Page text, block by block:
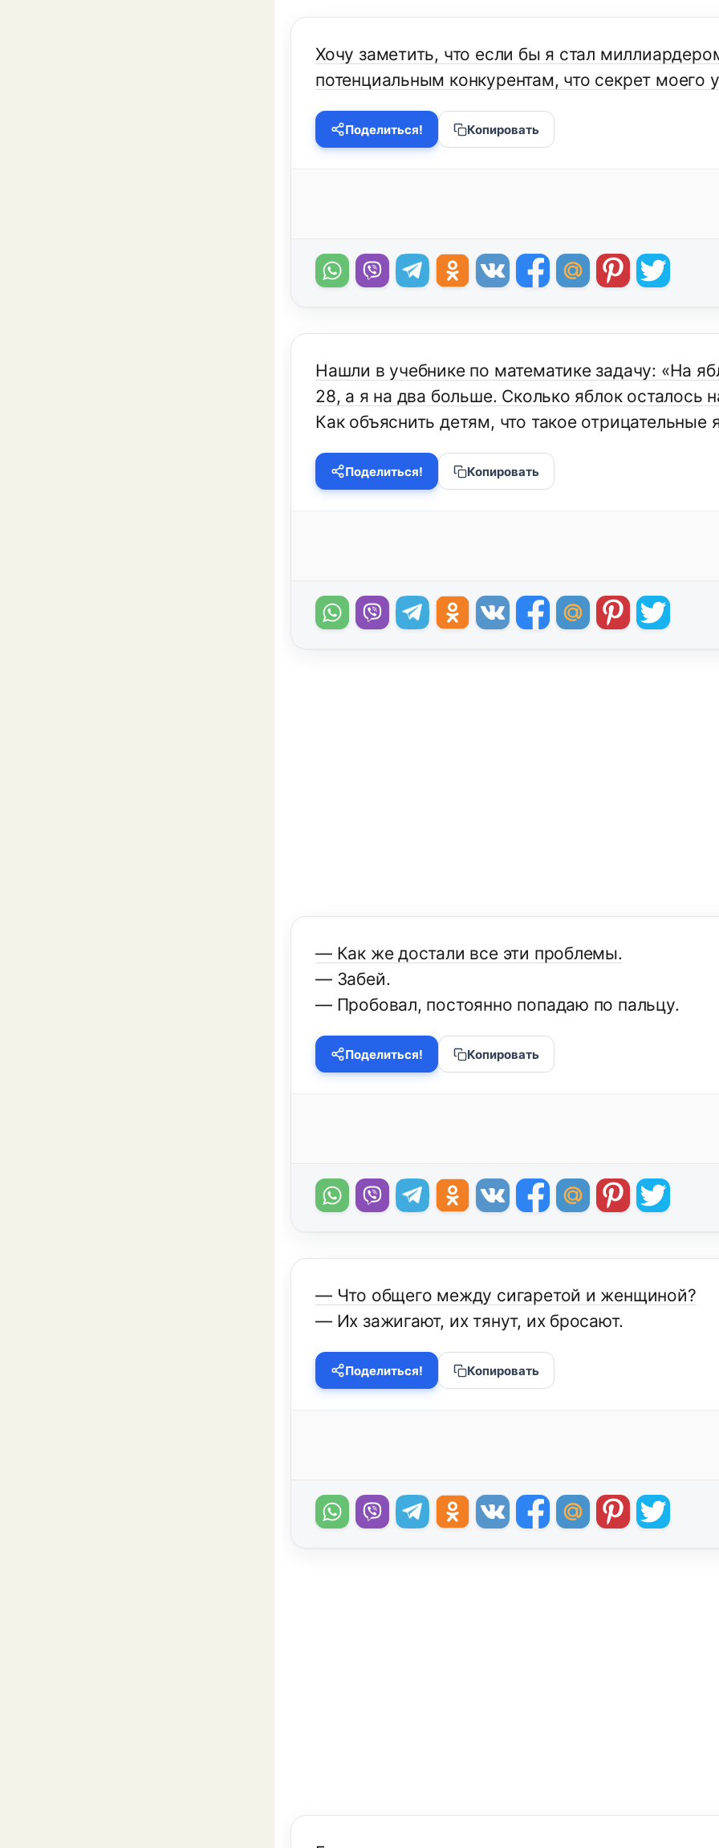
Хочу заметить, что если бы я стал
потенциальным конкурентам, что секрет
Поделиться! Копировать
Нашли в учебнике по математике задачу: «На
28, а я на два больше. Сколько яблок осталось
Как объяснить детям, что такое отрицательные
Поделиться! Копировать
— Как же достали все эти проблемы.
— Забей.
— Пробовал, постоянно попадаю по пальцу.
Поделиться! Копировать
— Что общего между сигаретой и женщиной?
— Их зажигают, их тянут, их бросают.
Поделиться! Копировать